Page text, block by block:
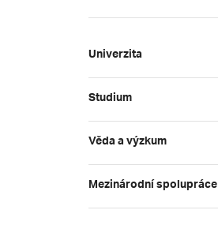
Univerzita
Studium
Věda a výzkum
Mezinárodní spolupráce